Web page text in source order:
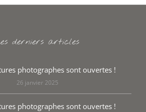
derniers articles
photographes sont ouvertes !
26 janvier 2025
photographes sont ouvertes !